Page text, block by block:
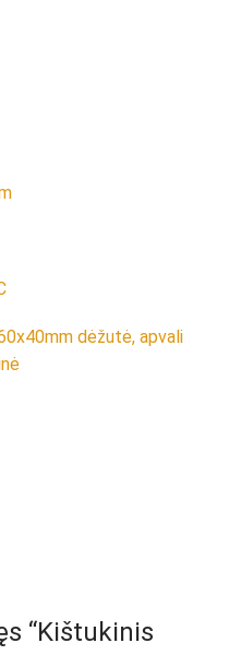
dėžutė, apvali
“Kištukinis